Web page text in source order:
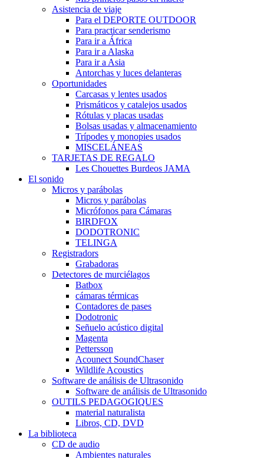
Asistencia de viaje
Para el DEPORTE OUTDOOR
Para practicar senderismo
Para ir a África
Para ir a Alaska
Para ir a Asia
Antorchas y luces delanteras
Oportunidades
Carcasas y lentes usados
Prismáticos y catalejos usados
Rótulas y placas usadas
Bolsas usadas y almacenamiento
Trípodes y monopies usados
MISCELÁNEAS
TARJETAS DE REGALO
Les Chouettes Burdeos JAMA
El sonido
Micros y parábolas
Micros y parábolas
Micrófonos para Cámaras
BIRDFOX
DODOTRONIC
TELINGA
Registradors
Grabadoras
Detectores de murciélagos
Batbox
cámaras térmicas
Contadores de pases
Dodotronic
Señuelo acústico digital
Magenta
Pettersson
Acounect SoundChaser
Wildlife Acoustics
Software de análisis de Ultrasonido
Software de análisis de Ultrasonido
OUTILS PEDAGOGIQUES
material naturalista
Libros, CD, DVD
La biblioteca
CD de audio
Ambientes naturales